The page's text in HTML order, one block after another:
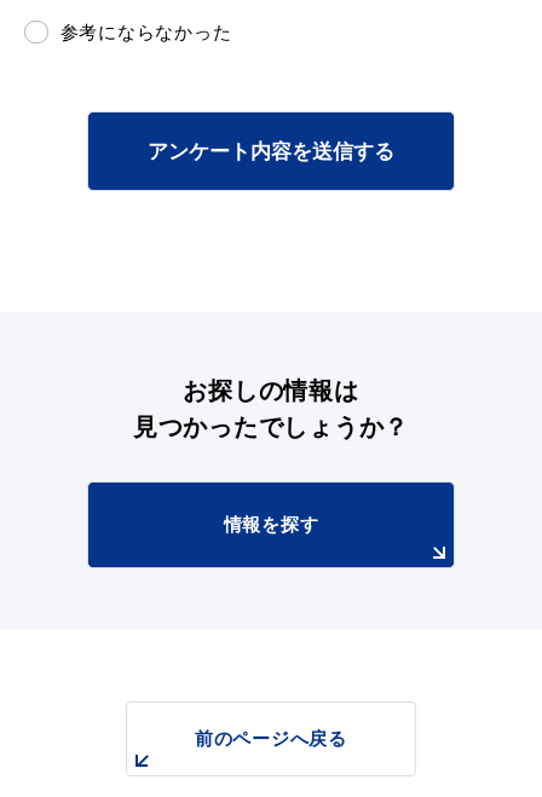
浜田市庁舎の
参考にならなかった
アンケート内容を送信する
お探しの情報は
見つかったでしょうか？
情報を探す
前のページへ戻る